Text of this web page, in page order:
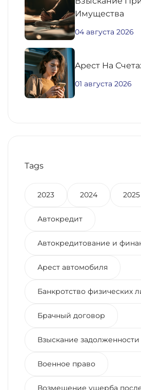
Имущества
04 августа 2026
Aрест На
01 августа 2026
Tags
2023 2024 2025
Автокредит
Автокредитование и
Арест автомобиля
Банкротство физических
Брачный договор
Взыскание задолженности
Военное право
Возмещение ущерба